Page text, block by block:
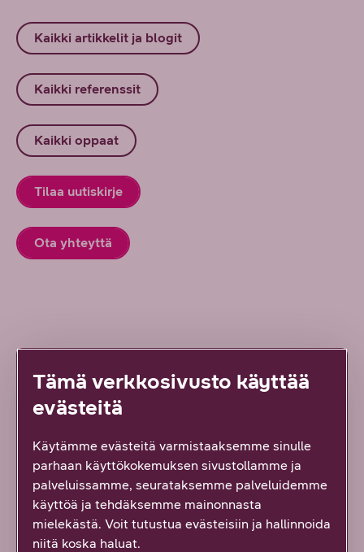
Kaikki artikkelit ja blogit
Kaikki referenssit
Kaikki oppaat
Tilaa uutiskirje
Ota yhteyttä
Lue lisää uudesta työstä
ARTIKKELI
Tämä verkkosivusto käyttää
evästeitä
Käytämme evästeitä varmistaaksemme sinulle
parhaan käyttökokemuksen sivustollamme ja
palveluissamme, seurataksemme palveluidemme
käyttöä ja tehdäksemme mainonnasta
mielekästä. Voit tutustua evästeisiin ja hallinnoida
niitä koska haluat.